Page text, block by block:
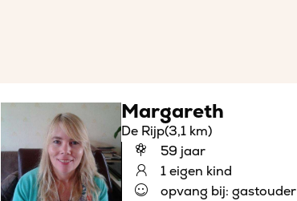
Margareth
De Rijp(3,1 km)
59 jaar
1 eigen kind
opvang bij: gastouder